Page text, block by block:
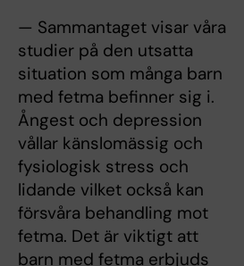
— Sammantaget visar våra
studier på den utsatta
situation som många barn
med fetma befinner sig i.
Ångest och depression
vållar känslomässig och
fysiologisk stress och
lidande vilket också kan
försvåra behandling mot
fetma. Det är viktigt att
barn med fetma erbjuds